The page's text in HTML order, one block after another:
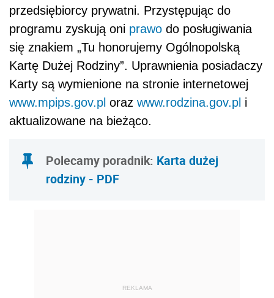
przedsiębiorcy prywatni. Przystępując do
programu zyskują oni prawo do posługiwania
się znakiem „Tu honorujemy Ogólnopolską
Kartę Dużej Rodziny”. Uprawnienia posiadaczy
Karty są wymienione na stronie internetowej
www.mpips.gov.pl oraz www.rodzina.gov.pl i
aktualizowane na bieżąco.
Polecamy poradnik: Karta dużej
rodziny - PDF
REKLAMA